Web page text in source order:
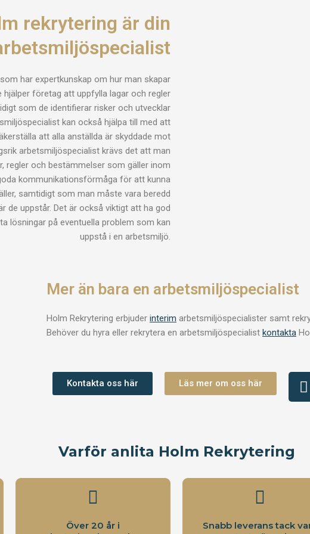
rekrytering är din
har expertkunskap om hur man skapar
företag att uppfylla lagar och regler
som de identifierar risker och utvecklar
kan också hjälpa till med att
att alla anställda är skyddade mot
arbetsmiljöspecialist krävs det att man
regler och bestämmelser som gäller inom
kommunikationsförmåga för att kunna
samtidigt som man måste vara beredd
de uppstår. Det är också viktigt att ha god
lösningar på eventuella problem som kan
uppstå i en arbetsmiljö.
Mer än bara en arbetsmiljöspecialist
Holm Rekrytering erbjuder interim arbetsmiljöspecialister samt
Behöver du hyra eller rekrytera en arbetsmiljöspecialist kontakta
Kontakta oss här Läs mer om oss här
i
Varför anlita Holm Rekrytering
Över 20 år i
Snabb leverans tack